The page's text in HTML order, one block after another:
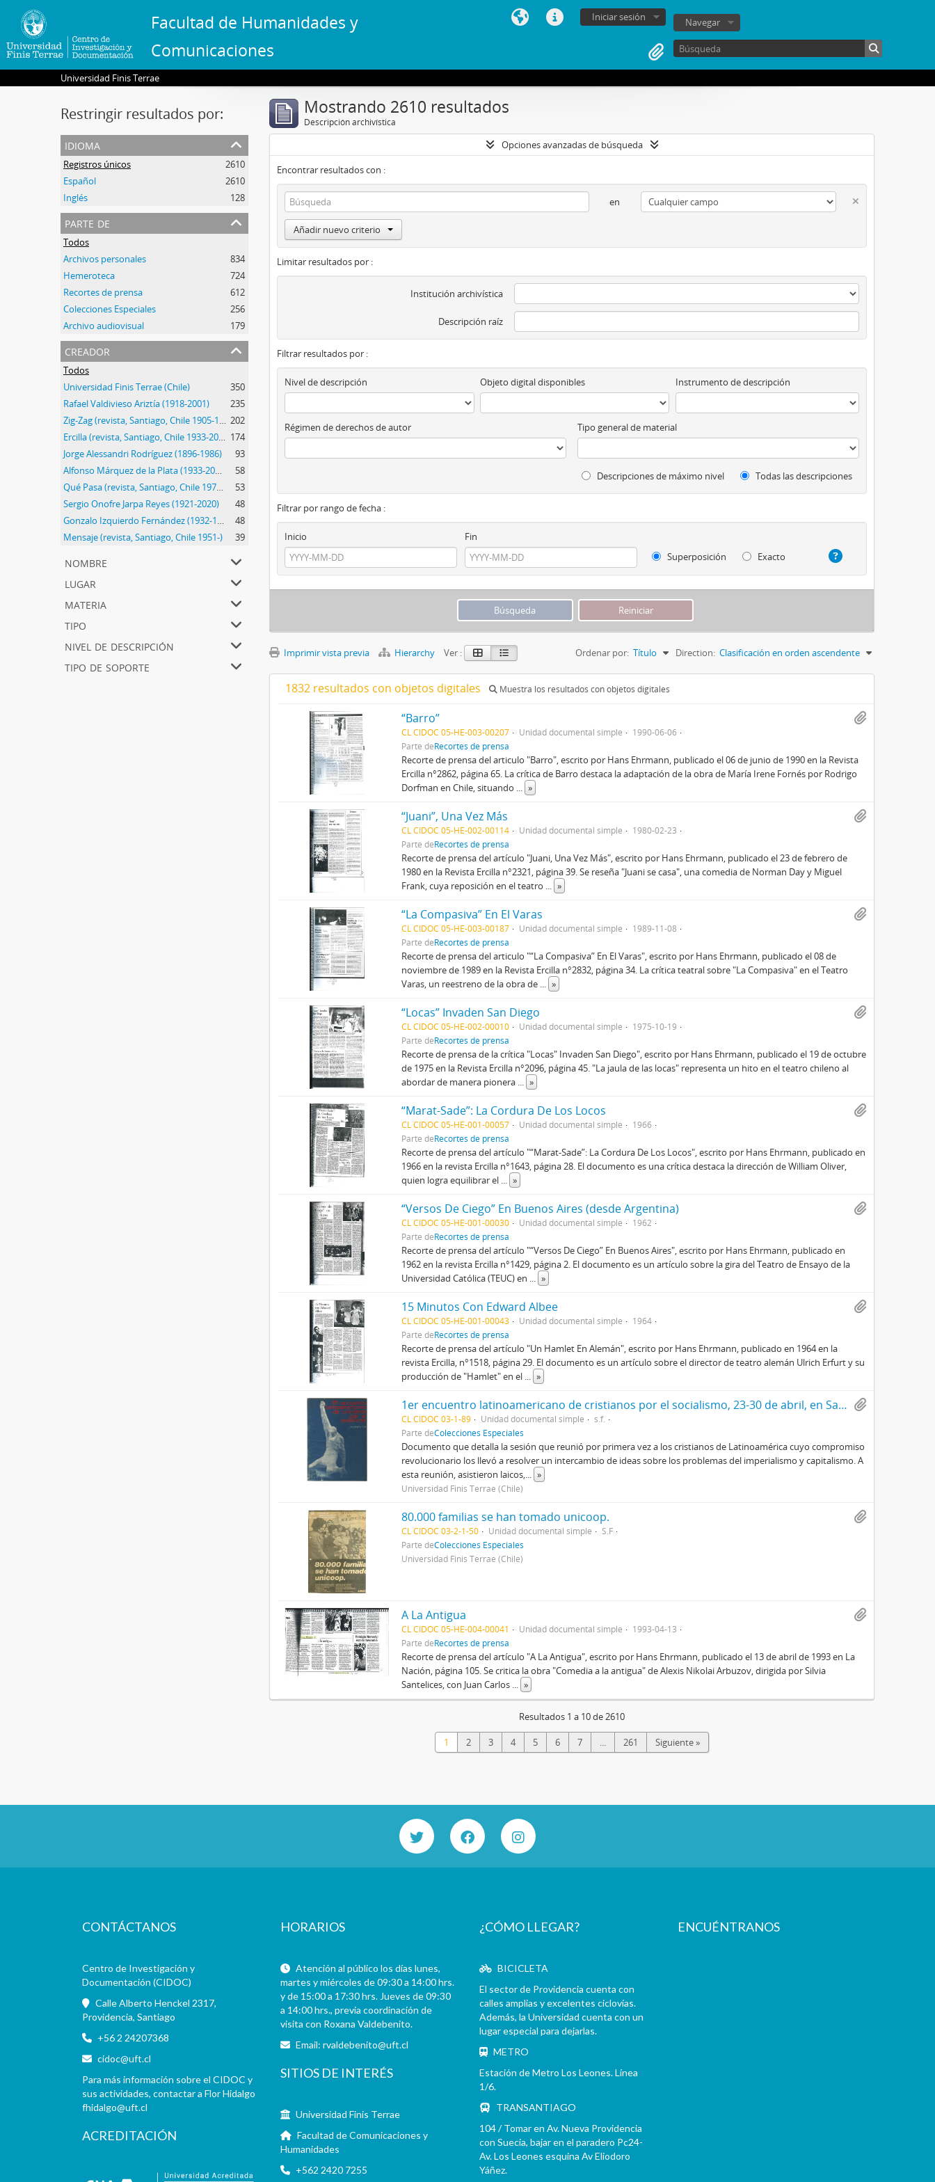
Facultad de Humanidades y
Comunicaciones
Iniciar sesión Navegar
Universidad Finis Terrae
Restringir resultados por:
idioma
Registros únicos
2610
Español
2610
Inglés
128
parte de
Todos
Archivos personales
834
Hemeroteca
724
Recortes de prensa
612
Colecciones Especiales
256
Archivo audiovisual
179
creador
Todos
Universidad Finis Terrae (Chile)
350
Rafael Valdivieso Ariztía (1918-2001)
235
Zig-Zag (revista, Santiago, Chile 1905-1964) 202
Ercilla (revista, Santiago, Chile 1933-2015) 174
Jorge Alessandri Rodríguez (1896-1986)
93
Alfonso Márquez de la Plata (1933-2014)
58
Qué Pasa (revista, Santiago, Chile 1971-2018)
53
Sergio Onofre Jarpa Reyes (1921-2020)
48
Gonzalo Izquierdo Fernández (1932-1990)
48
Mensaje (revista, Santiago, Chile 1951-)
39
nombre
lugar
materia
tipo
nivel de descripción
tipo de soporte
Mostrando 2610 resultados
Descripción archivística
Opciones avanzadas de búsqueda
Encontrar resultados con :
en
Añadir nuevo criterio
Limitar resultados por :
Institución archivística
Descripción raíz
Filtrar resultados por :
Nivel de descripción Objeto digital disponibles Instrumento de descripción
Régimen de derechos de autor Tipo general de material
Descripciones de máximo nivel Todas las descripciones
Filtrar por rango de fecha :
Inicio
Fin
Superposición
Exacto
Imprimir vista previa Hierarchy Ver : Ordenar por: Título Direction: Clasificación en orden ascendente
1832 resultados con objetos digitales Muestra los resultados con objetos digitales
“Barro”
CL CIDOC 05-HE-003-00207 Unidad documental simple
1990-06-06
Parte deRecortes de prensa
Recorte de prensa del articulo "Barro", escrito por Hans Ehrmann, publicado el 06 de junio de 1990 en la Revista
Ercilla n°2862, página 65. La crítica de Barro destaca la adaptación de la obra de María Irene Fornés por Rodrigo
Dorfman en Chile, situando ... »
“Juani”, Una Vez Más
CL CIDOC 05-HE-002-00114 Unidad documental simple
1980-02-23
Parte deRecortes de prensa
Recorte de prensa del artículo "Juani, Una Vez Más", escrito por Hans Ehrmann, publicado el 23 de febrero de
1980 en la Revista Ercilla n°2321, página 39. Se reseña "Juani se casa", una comedia de Norman Day y Miguel
Frank, cuya reposición en el teatro ... »
“La Compasiva” En El Varas
CL CIDOC 05-HE-003-00187 Unidad documental simple
1989-11-08
Parte deRecortes de prensa
Recorte de prensa del articulo "“La Compasiva” En El Varas", escrito por Hans Ehrmann, publicado el 08 de
noviembre de 1989 en la Revista Ercilla n°2832, página 34. La crítica teatral sobre "La Compasiva" en el Teatro
Varas, un reestreno de la obra de ... »
“Locas” Invaden San Diego
CL CIDOC 05-HE-002-00010 Unidad documental simple
1975-10-19
Parte deRecortes de prensa
Recorte de prensa de la crítica "Locas" Invaden San Diego", escrito por Hans Ehrmann, publicado el 19 de octubre
de 1975 en la Revista Ercilla n°2096, página 45. "La jaula de las locas" representa un hito en el teatro chileno al
abordar de manera pionera ... »
“Marat-Sade”: La Cordura De Los Locos
CL CIDOC 05-HE-001-00057 Unidad documental simple
1966
Parte deRecortes de prensa
Recorte de prensa del artículo "“Marat-Sade”: La Cordura De Los Locos", escrito por Hans Ehrmann, publicado en
1966 en la revista Ercilla n°1643, página 28. El documento es una crítica destaca la dirección de William Oliver,
quien logra equilibrar el ... »
“Versos De Ciego” En Buenos Aires (desde Argentina)
CL CIDOC 05-HE-001-00030 Unidad documental simple
1962
Parte deRecortes de prensa
Recorte de prensa del artículo "“Versos De Ciego” En Buenos Aires", escrito por Hans Ehrmann, publicado en
1962 en la revista Ercilla n°1429, página 2. El documento es un artículo sobre la gira del Teatro de Ensayo de la
Universidad Católica (TEUC) en ... »
15 Minutos Con Edward Albee
CL CIDOC 05-HE-001-00043 Unidad documental simple
1964
Parte deRecortes de prensa
Recorte de prensa del artículo "Un Hamlet En Alemán", escrito por Hans Ehrmann, publicado en 1964 en la
revista Ercilla, n°1518, página 29. El documento es un artículo sobre el director de teatro alemán Ulrich Erfurt y su
producción de "Hamlet" en el ... »
1er encuentro latinoamericano de cristianos por el socialismo, 23-30 de abril, en Santiago, Chile
CL CIDOC 03-1-89 Unidad documental simple
s.f.
Parte deColecciones Especiales
Documento que detalla la sesión que reunió por primera vez a los cristianos de Latinoamérica cuyo compromiso
revolucionario los llevó a resolver un intercambio de ideas sobre los problemas del imperialismo y capitalismo. A
esta reunión, asistieron laicos,... »
Universidad Finis Terrae (Chile)
80.000 familias se han tomado unicoop.
CL CIDOC 03-2-1-50 Unidad documental simple
S.F
Parte deColecciones Especiales
Universidad Finis Terrae (Chile)
A La Antigua
CL CIDOC 05-HE-004-00041 Unidad documental simple
1993-04-13
Parte deRecortes de prensa
Recorte de prensa del artículo "A La Antigua", escrito por Hans Ehrmann, publicado el 13 de abril de 1993 en La
Nación, página 105. Se critica la obra "Comedia a la antigua" de Alexis Nikolai Arbuzov, dirigida por Silvia
Santelices, con Juan Carlos ... »
Resultados 1 a 10 de 2610
1 2 3 4 5 6 7 ... 261 Siguiente »
CONTÁCTANOS
Centro de Investigación y
Documentación (CIDOC)
Calle Alberto Henckel 2317,
Providencia, Santiago
+56 2 24207368
cidoc@uft.cl
Para más información sobre el CIDOC y
sus actividades, contactar a Flor Hidalgo
fhidalgo@uft.cl
ACREDITACIÓN
HORARIOS
Atención al público los días lunes,
martes y miércoles de 09:30 a 14:00 hrs.
y de 15:00 a 17:30 hrs. Jueves de 09:30
a 14:00 hrs., previa coordinación de
visita con Roxana Valdebenito.
Email:rvaldebenito@uft.cl
SITIOS DE INTERÉS
Universidad Finis Terrae
Facultad de Comunicaciones y
Humanidades
+562 2420 7255
¿CÓMO LLEGAR?
BICICLETA
El sector de Providencia cuenta con
calles amplias y excelentes ciclovías.
Además, la Universidad cuenta con un
lugar especial para dejarlas.
METRO
Estación de Metro Los Leones. Línea
1/6.
TRANSANTIAGO
104 / Tomar en Av. Nueva Providencia
con Suecia, bajar en el paradero Pc24-
Av. Los Leones esquina Av Eliodoro
Yáñez.
ENCUÉNTRANOS